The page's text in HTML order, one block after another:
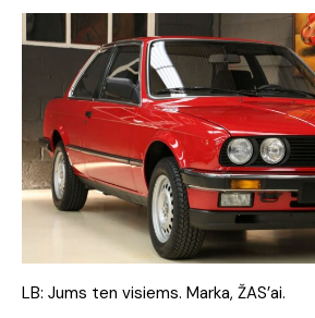
LB: Jums ten visiems. Marka, ŽAS’ai.